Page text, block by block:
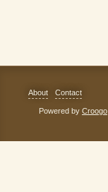
About Contact
Powered by Croogo